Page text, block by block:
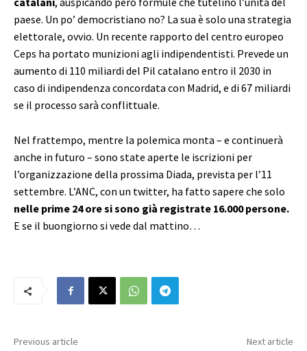
paese. Un po’ democristiano no? La sua è solo una strategia
elettorale, ovvio. Un recente rapporto del centro europeo
Ceps ha portato munizioni agli indipendentisti. Prevede un
aumento di 110 miliardi del Pil catalano entro il 2030 in
caso di indipendenza concordata con Madrid, e di 67 miliardi
se il processo sarà conflittuale.
Nel frattempo, mentre la polemica monta – e continuerà
anche in futuro – sono state aperte le iscrizioni per
l’organizzazione della prossima Diada, prevista per l’11
settembre. L’ANC, con un twitter, ha fatto sapere che solo
nelle prime 24 ore si sono già registrate 16.000 persone.
E se il buongiorno si vede dal mattino…
Previous article Next article